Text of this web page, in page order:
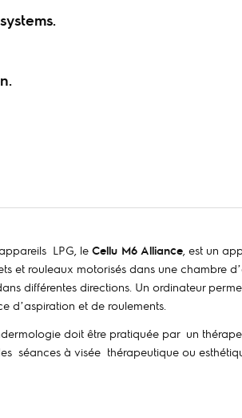
LPG, le Cellu M6 Alliance, est un
et rouleaux motorisés dans une chambre
différentes directions. Un ordinateur
d’aspiration et de roulements.
doit être pratiquée par un
séances à visée thérapeutique ou